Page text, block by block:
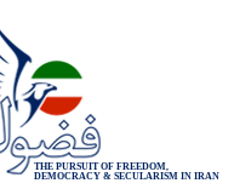
THE PURSUIT OF FREEDOM,
DEMOCRACY & SECULARISM IN IRAN